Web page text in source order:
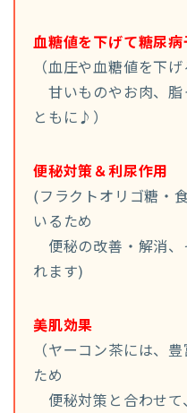
血糖値を下げて糖尿病
（血圧や血糖値を下
甘いものやお肉、脂
ともに♪）
便秘対策＆利尿作用
(フラクトオリゴ糖・
いるため
便秘の改善・解消、
れます)
美肌効果
（ヤーコン茶には、
ため
便秘対策と合わせて